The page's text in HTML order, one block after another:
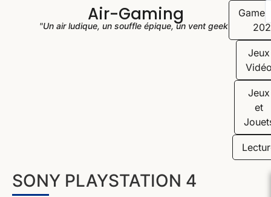
Air-Gaming
"Un air ludique, un souffle épique, un vent geek"
Jeux
Jeux
et
SONY PLAYSTATION 4